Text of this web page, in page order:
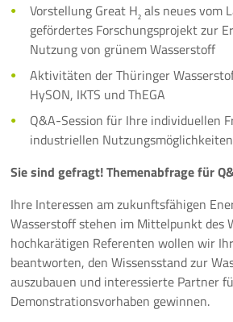
Thüringer Wärmetagung 2026
10 Jahre ThEEN-Jubiläum
Auftaktveranstaltung
ThEEN-Fachforum
ThEEN-Innovationsdialog
ThEEN-Kongress
ThEEN-Talk
Politische Formate
Vorstellung Great H₂ als neues vom
gefördertes Forschungsprojekt zur
Nutzung von grünem Wasserstoff
Aktivitäten der Thüringer
HySON, IKTS und ThEGA
Q&A-Session für Ihre individuellen
industriellen
Sie sind gefragt! Themenabfrage für
Ihre Interessen am zukunftsfähigen
Wasserstoff stehen im Mittelpunkt des
hochkarätigen Referenten wollen wir
beantworten, den Wissensstand zur
auszubauen und interessierte Partner
Demonstrationsvorhaben gewinnen.